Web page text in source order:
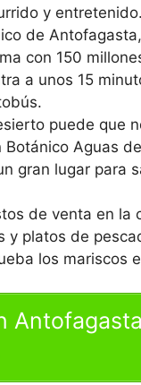
y entretenido.
de
con 150
a unos 15
puede que
Aguas
gran lugar para
de venta en la
y platos de
los mariscos